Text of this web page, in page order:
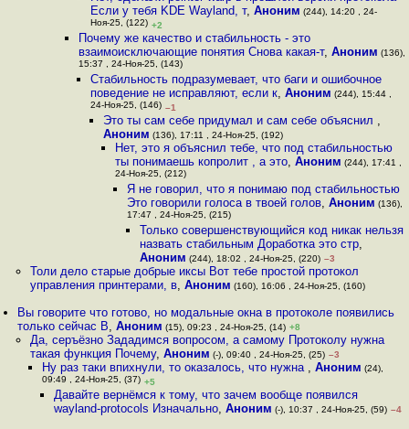
Если у тебя KDE Wayland, т,Аноним (244), 14:20 , 24-
Ноя-25, (122) +2
Почему же качество и стабильность - это
взаимоисключающие понятия Снова какая-т, Аноним (136),
15:37 , 24-Ноя-25, (143)
Стабильность подразумевает, что баги и ошибочное
поведение не исправляют, если к,Аноним (244), 15:44 ,
24-Ноя-25, (146) –1
Это ты сам себе придумал и сам себе объяснил ,
Аноним (136), 17:11 , 24-Ноя-25, (192)
Нет, это я объяснил тебе, что под стабильностью
ты понимаешь копролит , а это, Аноним (244), 17:41 ,
24-Ноя-25, (212)
Я не говорил, что я понимаю под стабильностью
Это говорили голоса в твоей голов,Аноним (136),
17:47 , 24-Ноя-25, (215)
Только совершенствующийся код никак нельзя
назвать стабильным Доработка это стр,
Аноним (244), 18:02 , 24-Ноя-25, (220) –3
Толи дело старые добрые иксы Вот тебе простой протокол
управления принтерами, в, Аноним (160), 16:06 , 24-Ноя-25, (160)
Вы говорите что готово, но модальные окна в протоколе появились
только сейчас В,Аноним (15), 09:23 , 24-Ноя-25, (14) +8
Да, серъёзно Зададимся вопросом, а самому Протоколу нужна
такая функция Почему, Аноним (-), 09:40 , 24-Ноя-25, (25) –3
Ну раз таки впихнули, то оказалось, что нужна , Аноним (24),
09:49 , 24-Ноя-25, (37) +5
Давайте вернёмся к тому, что зачем вообще появился
wayland-protocols Изначально,Аноним (-), 10:37 , 24-Ноя-25, (59) –4